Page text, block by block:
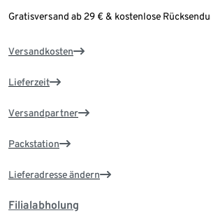
Gratisversand ab 29 € & kostenlose
Versandkosten
Lieferzeit
Versandpartner
Packstation
Lieferadresse ändern
Filialabholung